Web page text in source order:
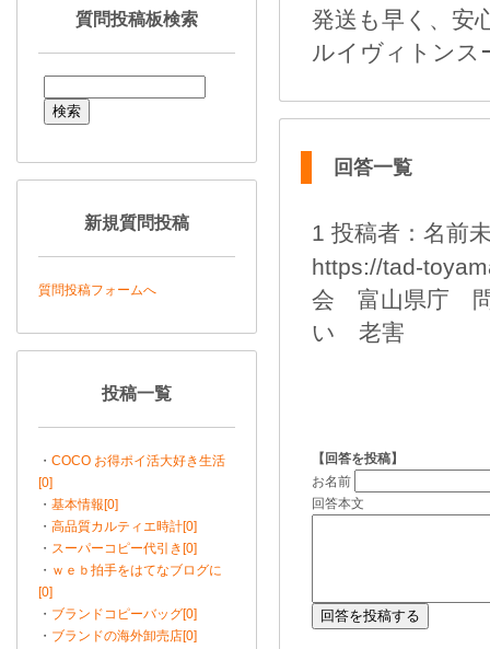
質問投稿板検索
新規質問投稿
質問投稿フォームへ
投稿一覧
・ COCO お得ポイ活大好き生活
[0]
・ 基本情報[0]
・ 高品質カルティエ時計[0]
・ スーパーコピー代引き[0]
・ ｗｅｂ拍手をはてなブログに
[0]
・ ブランドコピーバッグ[0]
・ ブランドの海外卸売店[0]
発送も早く、安
ルイヴィトンス
回答一覧
1 投稿者：名前
https://tad-
会 富山県庁
い 老害
【回答を投稿】
お名前
回答本文